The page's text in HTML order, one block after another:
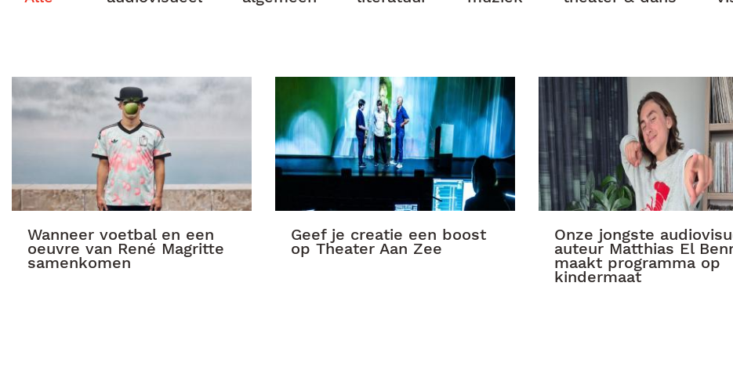
Wanneer voetbal en een
oeuvre van René Magritte
samenkomen
Geef je creatie een boost
op Theater Aan Zee
Onze jongste
auteur Matthias El
maakt programma op
kindermaat